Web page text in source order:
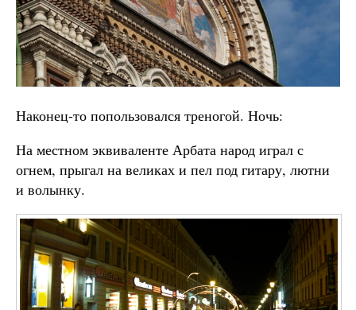
Наконец-то попользовался треногой. Ночь:
На местном эквиваленте Арбата народ играл с
огнем, прыгал на великах и пел под гитару, лютни
и волынку.